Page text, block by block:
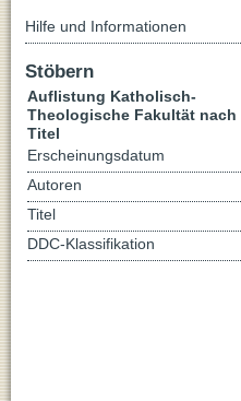
Hilfe und Informationen
Stöbern
Auflistung Katholisch-
Theologische Fakultät nach
Titel
Erscheinungsdatum
Autoren
Titel
DDC-Klassifikation